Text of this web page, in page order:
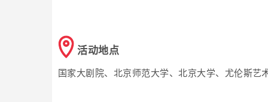
活动地点
国家大剧院、北京师范大学、北京大学、尤伦斯艺